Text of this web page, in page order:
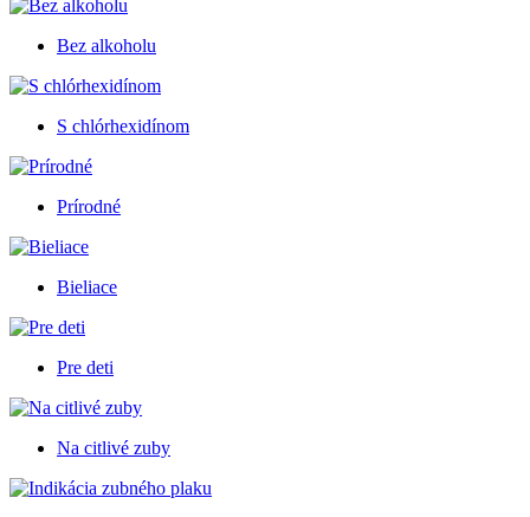
Bez alkoholu
S chlórhexidínom
Prírodné
Bieliace
Pre deti
Na citlivé zuby